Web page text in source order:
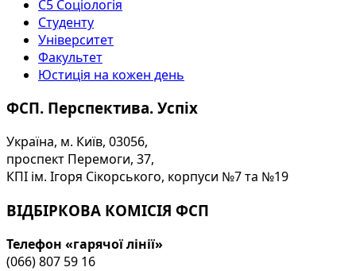
С5 Соціологія
Студенту
Університет
Факультет
Юстиція на кожен день
ФСП. Перспектива. Успіх
Україна, м. Київ, 03056,
проспект Перемоги, 37,
КПІ ім. Ігоря Сікорського, корпуси №7 та №19
ВІДБІРКОВА КОМІСІЯ ФСП
Телефон «гарячої лінії»
(066) 807 59 16